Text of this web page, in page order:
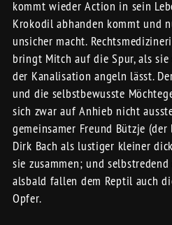
kommt wieder Action in sein
Krokodil abhanden kommt und
unsicher macht.
bringt Mitch auf die Spur, als sie
der Kanalisation angeln lässt.
und die selbstbewusste
sich zwar auf Anhieb nicht
gemeinsamer Freund Bützje
Dirk Bach als lustiger kleiner
sie zusammen; und selbstredend
alsbald fallen dem Reptil auch
Opfer.